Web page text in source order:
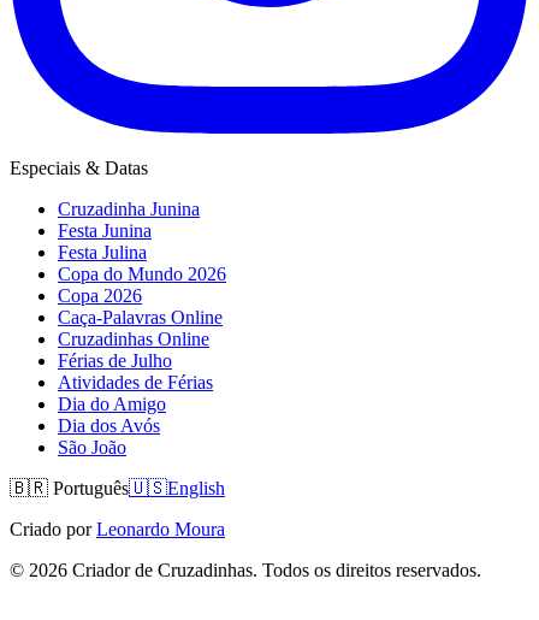
Especiais & Datas
Cruzadinha Junina
Festa Junina
Festa Julina
Copa do Mundo 2026
Copa 2026
Caça-Palavras Online
Cruzadinhas Online
Férias de Julho
Atividades de Férias
Dia do Amigo
Dia dos Avós
São João
🇧🇷 Português🇺🇸English
Criado por Leonardo Moura
© 2026 Criador de Cruzadinhas. Todos os direitos reservados.